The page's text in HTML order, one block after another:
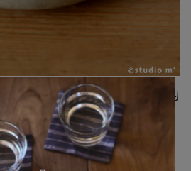
積盡量縮小，維持在作為個人用的
利把食物磨成泥。
分也不用擔心會刮傷。
，也可以安心磨到最後。